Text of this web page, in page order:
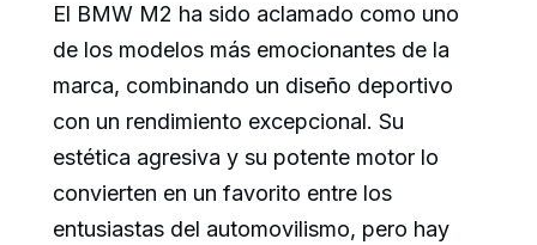
El BMW M2 ha sido aclamado como uno
de los modelos más emocionantes de la
marca, combinando un diseño deportivo
con un rendimiento excepcional. Su
estética agresiva y su potente motor lo
convierten en un favorito entre los
entusiastas del automovilismo, pero hay